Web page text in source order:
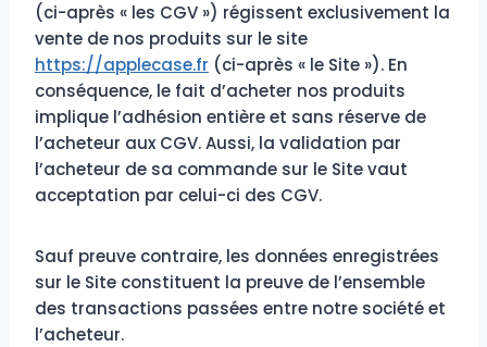
(ci-après « les CGV ») régissent exclusivement la
vente de nos produits sur le site
https://applecase.fr (ci-après « le Site »). En
conséquence, le fait d’acheter nos produits
implique l’adhésion entière et sans réserve de
l’acheteur aux CGV. Aussi, la validation par
l’acheteur de sa commande sur le Site vaut
acceptation par celui-ci des CGV.
Sauf preuve contraire, les données enregistrées
sur le Site constituent la preuve de l’ensemble
des transactions passées entre notre société et
l’acheteur.